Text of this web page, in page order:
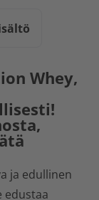
Whey,
ja edullinen
edustaa